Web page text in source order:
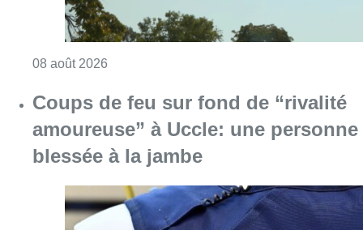
08 août 2026
Coups de feu sur fond de “rivalité
amoureuse” à Uccle: une personne
blessée à la jambe